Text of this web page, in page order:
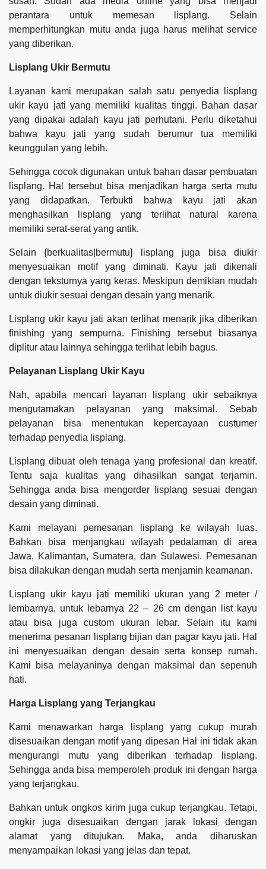
perantara untuk memesan lisplang. Selain
memperhitungkan mutu anda juga harus melihat service
yang diberikan.
Lisplang Ukir Bermutu
Layanan kami merupakan salah satu penyedia lisplang
ukir kayu jati yang memiliki kualitas tinggi. Bahan dasar
yang dipakai adalah kayu jati perhutani. Perlu diketahui
bahwa kayu jati yang sudah berumur tua memiliki
keunggulan yang lebih.
Sehingga cocok digunakan untuk bahan dasar pembuatan
lisplang. Hal tersebut bisa menjadikan harga serta mutu
yang didapatkan. Terbukti bahwa kayu jati akan
menghasilkan lisplang yang terlihat natural karena
memiliki serat-serat yang antik.
Selain {berkualitas|bermutu] lisplang juga bisa diukir
menyesuaikan motif yang diminati. Kayu jati dikenali
dengan teksturnya yang keras. Meskipun demikian mudah
untuk diukir sesuai dengan desain yang menarik.
Lisplang ukir kayu jati akan terlihat menarik jika diberikan
finishing yang sempurna. Finishing tersebut biasanya
diplitur atau lainnya sehingga terlihat lebih bagus.
Pelayanan Lisplang Ukir Kayu
Nah, apabila mencari layanan lisplang ukir sebaiknya
mengutamakan pelayanan yang maksimal. Sebab
pelayanan bisa menentukan kepercayaan custumer
terhadap penyedia lisplang.
Lisplang dibuat oleh tenaga yang profesional dan kreatif.
Tentu saja kualitas yang dihasilkan sangat terjamin.
Sehingga anda bisa mengorder lisplang sesuai dengan
desain yang diminati.
Kami melayani pemesanan lisplang ke wilayah luas.
Bahkan bisa menjangkau wilayah pedalaman di area
Jawa, Kalimantan, Sumatera, dan Sulawesi. Pemesanan
bisa dilakukan dengan mudah serta menjamin keamanan.
Lisplang ukir kayu jati memiliki ukuran yang 2 meter /
lembarnya, untuk lebarnya 22 – 26 cm dengan list kayu
atau bisa juga custom ukuran lebar. Selain itu kami
menerima pesanan lisplang bijian dan pagar kayu jati. Hal
ini menyesuaikan dengan desain serta konsep rumah.
Kami bisa melayaninya dengan maksimal dan sepenuh
hati.
Harga Lisplang yang Terjangkau
Kami menawarkan harga lisplang yang cukup murah
disesuaikan dengan motif yang dipesan Hal ini tidak akan
mengurangi mutu yang diberikan terhadap lisplang.
Sehingga anda bisa memperoleh produk ini dengan harga
yang terjangkau.
Bahkan untuk ongkos kirim juga cukup terjangkau. Tetapi,
ongkir juga disesuaikan dengan jarak lokasi dengan
alamat yang ditujukan. Maka, anda diharuskan
menyampaikan lokasi yang jelas dan tepat.